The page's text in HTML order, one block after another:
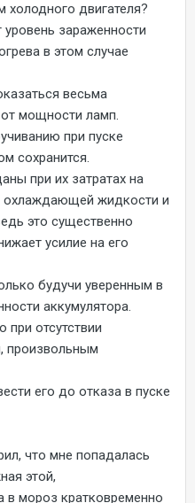
двигателя?
зараженности
в этом случае
весьма
от мощности ламп.
при пуске
сохранится.
при их затратах на
охлаждающей жидкости и
это существенно
усилие на его
будучи уверенным в
аккумулятора.
отсутствии
произвольным
его до отказа в пуске
что мне попадалась
этой,
в мороз кратковременно